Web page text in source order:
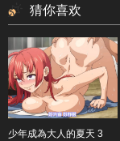
猜你喜欢
少年成為大人的夏天 3